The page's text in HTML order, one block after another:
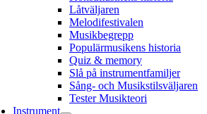
Låtväljaren
Melodifestivalen
Musikbegrepp
Populärmusikens historia
Quiz & memory
Slå på instrumentfamiljer
Sång- och Musikstilsväljaren
Tester Musikteori
Instrument